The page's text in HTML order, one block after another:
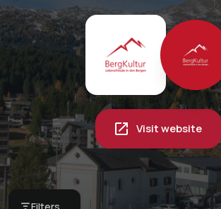
Visit website
Filters
Pyjama breakfast in
your vacation home -
our breakfast basket
CHF 75 -Bergkultur -
Globi set
Bergkultur -